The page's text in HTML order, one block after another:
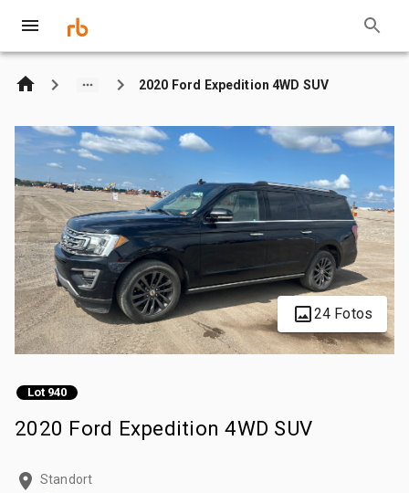
2020 Ford Expedition 4WD SUV
24 Fotos
Lot 940
2020 Ford Expedition 4WD SUV
Standort